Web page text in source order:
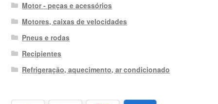
Motor - peças e acessórios
Motores, caixas de velocidades
Pneus e rodas
Recipientes
Refrigeração, aquecimento, ar condicionado